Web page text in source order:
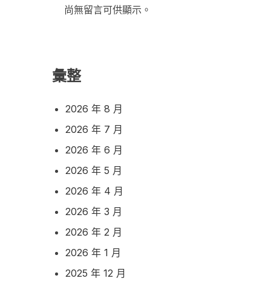
尚無留言可供顯示。
彙整
2026 年 8 月
2026 年 7 月
2026 年 6 月
2026 年 5 月
2026 年 4 月
2026 年 3 月
2026 年 2 月
2026 年 1 月
2025 年 12 月